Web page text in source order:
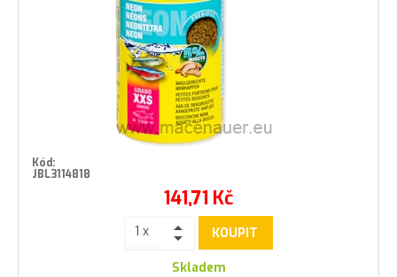
Kód:
JBL3114818
141,71 Kč
KOUPIT
Skladem